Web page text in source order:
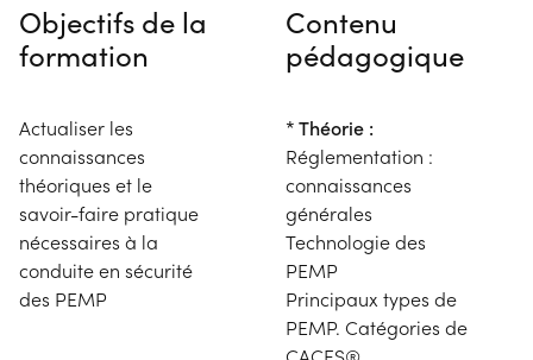
Objectifs de la
formation
Actualiser les
connaissances
théoriques et le
savoir-faire pratique
nécessaires à la
conduite en sécurité
des PEMP
Contenu
pédagogique
* Théorie :
Réglementation :
connaissances
générales
Technologie des
PEMP
Principaux types de
PEMP. Catégories de